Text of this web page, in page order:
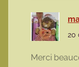
20
Merci